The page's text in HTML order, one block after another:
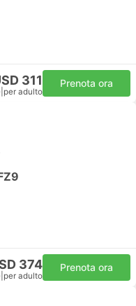
311
per adulto
Prenota ora
374
per adulto
Prenota ora